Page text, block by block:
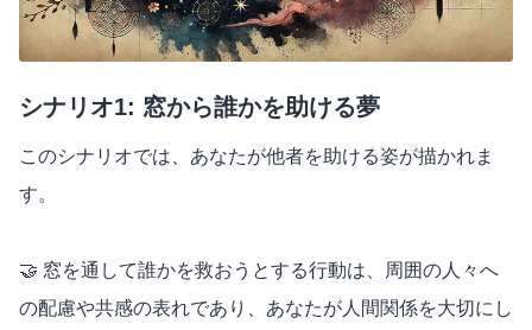
シナリオ1: 窓から誰かを助ける夢
このシナリオでは、あなたが他者を助ける姿が描かれま
す。
🤝 窓を通して誰かを救おうとする行動は、周囲の人々へ
の配慮や共感の表れであり、あなたが人間関係を大切にし